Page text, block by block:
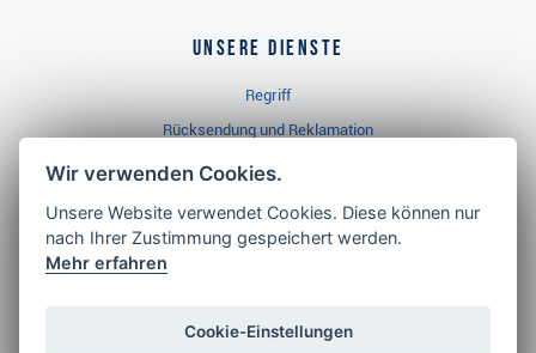
Unsere Dienste
Regriff
Rücksendung und Reklamation
Widerrufsbelehrung
Golf Brothers.de
Neuheiten
Wir verwenden Cookies.
Unsere Website verwendet Cookies. Diese können nur
nach Ihrer Zustimmung gespeichert werden.
Mehr erfahren
Cookie-Einstellungen